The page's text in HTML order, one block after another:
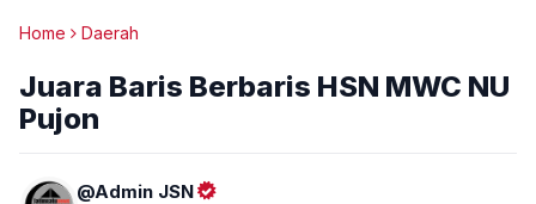
Home Daerah
Juara Baris Berbaris HSN MWC NU
Pujon
Admin JSN